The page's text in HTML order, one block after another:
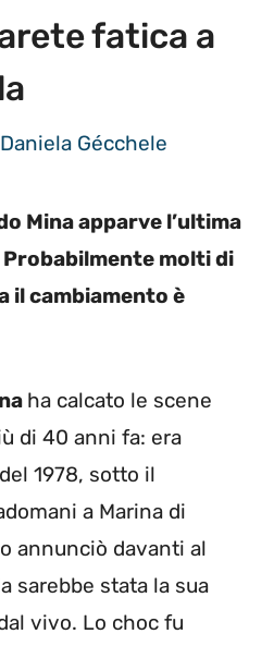
fatica a
Daniela Gécchele
Mina apparve l’ultima
molti di
il cambiamento è
ha calcato le scene
di 40 anni fa: era
1978, sotto il
a Marina di
annunciò davanti al
sarebbe stata la sua
vivo. Lo choc fu